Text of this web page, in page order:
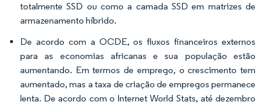
totalmente SSD ou como a camada SSD em matrizes de
armazenamento híbrido.
De acordo com a OCDE, os fluxos financeiros externos
para as economias africanas e sua população estão
aumentando. Em termos de emprego, o crescimento tem
aumentado, mas a taxa de criação de empregos permanece
lenta. De acordo com o Internet World Stats, até dezembro